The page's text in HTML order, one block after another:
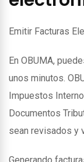
Emitir Facturas
En OBUMA,
unos minutos.
Impuestos
Documentos
sean revisados y